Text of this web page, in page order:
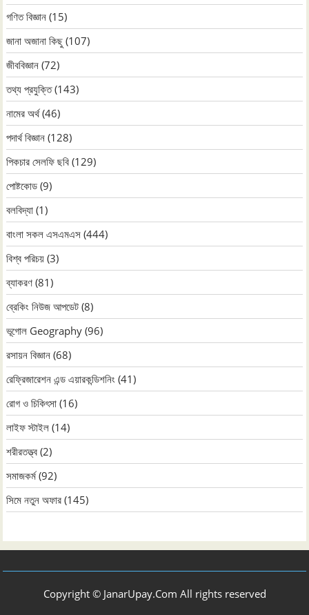
গণিত বিজ্ঞান (15)
জানা অজানা কিছু (107)
জীববিজ্ঞান (72)
তথ্য প্রযুক্তি(143)
নামের অর্থ(46)
পদার্থ বিজ্ঞান (128)
পিকচার সেলফি ছবি (129)
পোষ্টকোড (9)
বলবিদ্যা (1)
বাংলা সকল এসএমএস (444)
বিশ্ব পরিচয় (3)
ব্যাকরণ (81)
ব্রেকিং নিউজ আপডেট (8)
ভূগোল Geography (96)
রসায়ন বিজ্ঞান (68)
রেফ্রিজারেশন এন্ড এয়ারকন্ডিশনিং (41)
রোগ ও চিকিৎসা (16)
লাইফ স্টাইল (14)
শরীরতত্ত্ব (2)
সমাজকর্ম(92)
সিমে নতুন ‍অফার (145)
Copyright © JanarUpay.Com All rights reserved